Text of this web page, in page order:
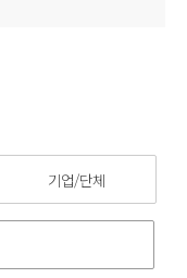
기업/단체